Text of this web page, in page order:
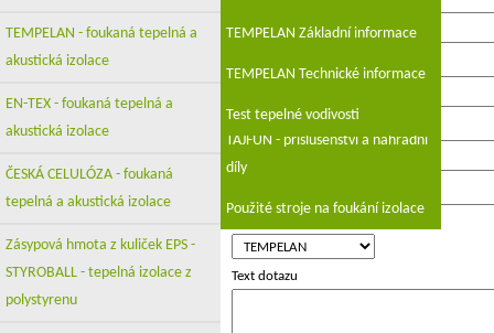
Telefon (mobil)*
Text dotazu
TAJFUN UNI - univerzální stroj na
TAJFUN - příslušenství a náhradní
díly
Použité stroje na foukání izolace
TEMPELAN - foukaná tepelná a
akustická izolace
TEMPELAN Základní informace
TEMPELAN Technické informace
Test tepelné vodivosti
EN-TEX - foukaná tepelná a
akustická izolace
ČESKÁ CELULÓZA - foukaná
tepelná a akustická izolace
Zásypová hmota z kuliček EPS -
STYROBALL - tepelná izolace z
polystyrenu